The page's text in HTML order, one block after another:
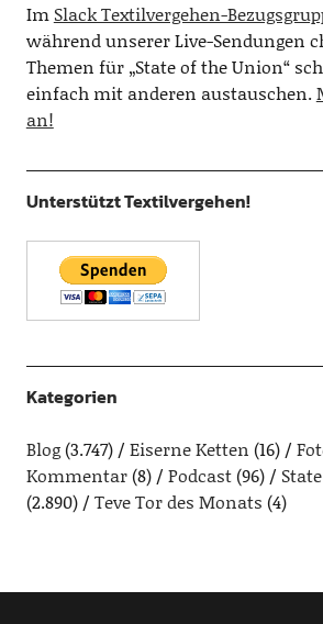
Im Slack Textilvergehen-
während unserer Live-Sendungen
Themen für „State of the Union“
einfach mit anderen austauschen.
an!
Unterstützt Textilvergehen!
Kategorien
Blog(3.747) Eiserne Ketten (16)
Kommentar(8) Podcast(96)
(2.890)
Teve Tor des Monats (4)